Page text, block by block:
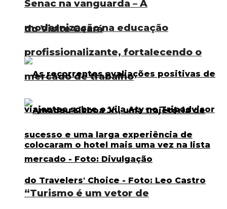
Senac na vanguarda – A
modernização na educação
profissionalizante, fortalecendo o
mercado de trabalho
“Turismo é um vetor de
do Visite Ceará